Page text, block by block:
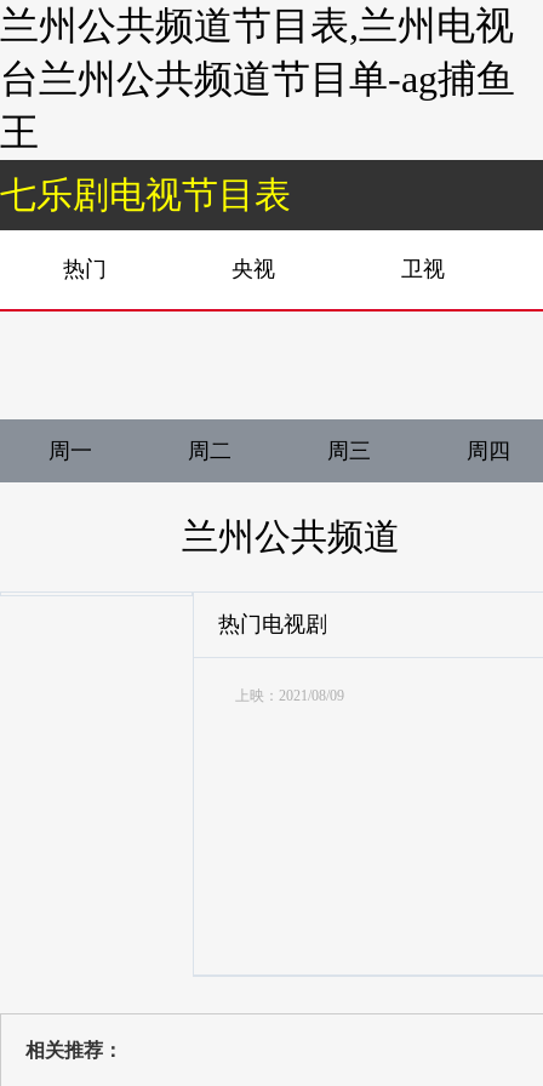
兰州公共频道节目表,兰州电视
台兰州公共频道节目单-ag捕鱼
王
七乐剧电视节目表
热门 央视 卫视
周一 周二 周三 周四
兰州公共频道
热门电视剧
上映：2021/08/09
相关推荐：